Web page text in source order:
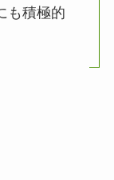
も積極的